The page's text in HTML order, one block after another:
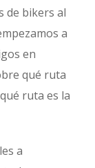
de bikers al
a
en
qué ruta
ruta es la
a